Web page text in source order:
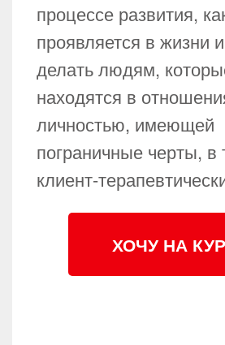
процессе развития,
проявляется в жизни
делать людям,
находятся в
личностью, имеющей
пограничные черты, в
клиент-
ХОЧУ НА